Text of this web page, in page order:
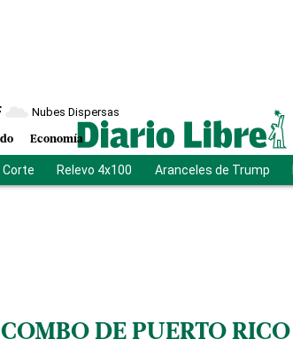
Nubes Dispersas
Economía
Relevo 4x100 Aranceles de Trump
DE PUERTO RICO